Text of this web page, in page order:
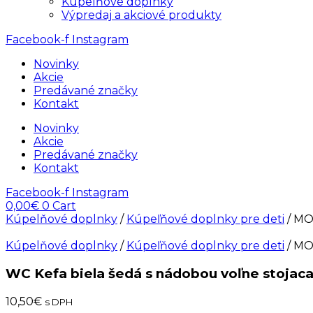
Výpredaj a akciové produkty
Facebook-f Instagram
Novinky
Akcie
Predávané značky
Kontakt
Novinky
Akcie
Predávané značky
Kontakt
Facebook-f Instagram
0,00€ 0 Cart
Kúpelňové doplnky / Kúpeľňové doplnky pre deti /
Kúpelňové doplnky / Kúpeľňové doplnky pre deti /
WC Kefa biela šedá s nádobou voľne
10,50€ s DPH